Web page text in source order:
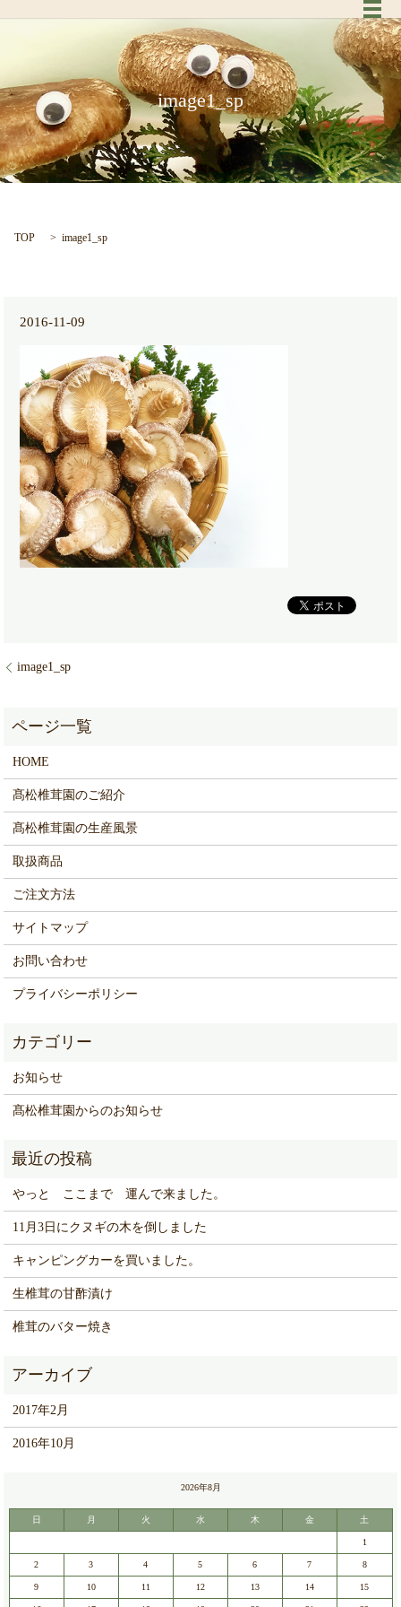
メ
image1_sp
TOP image1_sp
2016-11-09
image1_sp
HOME
髙松椎茸園のご紹介
髙松椎茸園の生産風景
取扱商品
ご注文方法
サイトマップ
お問い合わせ
プライバシーポリシー
お知らせ
髙松椎茸園からのお知らせ
やっと ここまで 運んで来ました。
11月3日にクヌギの木を倒しました
キャンピングカーを買いました。
生椎茸の甘酢漬け
椎茸のバター焼き
2017年2月
2016年10月
2026年8月
日 月 火 水 木 金 土
1
2 3 4 5 6 7 8
9 10 11 12 13 14 15